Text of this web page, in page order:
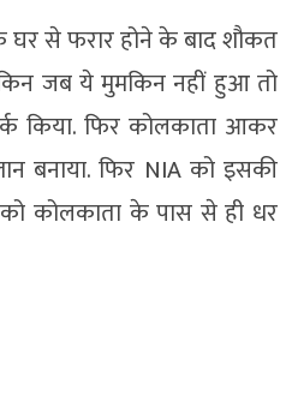
घर से फरार होने के बाद शौकत
जब ये मुमकिन नहीं हुआ तो
किया. फिर कोलकाता आकर
बनाया. फिर NIA को इसकी
कोलकाता के पास से ही धर